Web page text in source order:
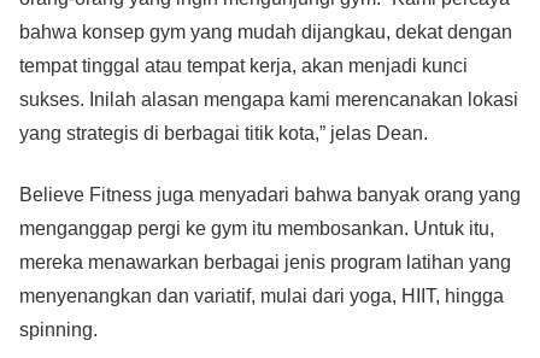
bahwa konsep gym yang mudah dijangkau, dekat dengan
tempat tinggal atau tempat kerja, akan menjadi kunci
sukses. Inilah alasan mengapa kami merencanakan lokasi
yang strategis di berbagai titik kota,” jelas Dean.
Believe Fitness juga menyadari bahwa banyak orang yang
menganggap pergi ke gym itu membosankan. Untuk itu,
mereka menawarkan berbagai jenis program latihan yang
menyenangkan dan variatif, mulai dari yoga, HIIT, hingga
spinning.